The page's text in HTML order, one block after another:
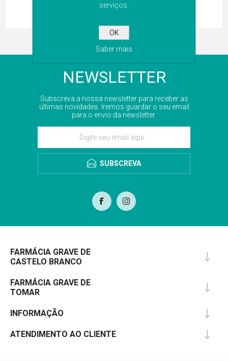
NEWSLETTER
Subscreva a nossa newsletter para receber as
últimas novidades. Iremos guardar o seu email
para o envio da newsletter.
SUBSCREVA
FARMÁCIA GRAVE DE
CASTELO BRANCO
FARMÁCIA GRAVE DE
TOMAR
INFORMAÇÃO
ATENDIMENTO AO CLIENTE
serviços.
OK
Saber mais